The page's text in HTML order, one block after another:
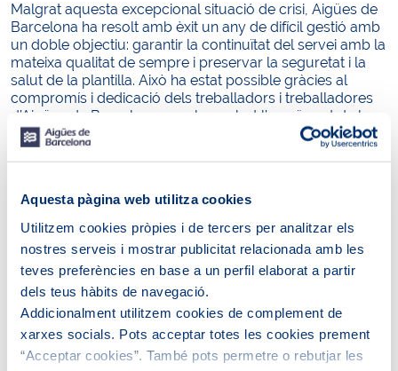
Aquesta pàgina web utilitza cookies
Utilitzem cookies pròpies i de tercers per analitzar els
nostres serveis i mostrar publicitat relacionada amb les
teves preferències en base a un perfil elaborat a partir
dels teus hàbits de navegació.
Addicionalment utilitzem cookies de complement de
xarxes socials. Pots acceptar totes les cookies prement
“Acceptar cookies”. També pots permetre o rebutjar les
Malgrat aquesta excepcional situació de crisi, Aigües de
Barcelona ha resolt amb èxit un any de difícil gestió amb
un doble objectiu: garantir la continuïtat del servei amb la
mateixa qualitat de sempre i preservar la seguretat i la
salut de la plantilla. Això ha estat possible gràcies al
compromís i dedicació dels treballadors i treballadores
d’Aigües de Barcelona, que han rebut l’agraïment de la
companyia. L’impacte total de l’activitat d’Aigües de
Barcelona va ser de 592 milions d’euros, dels quals 484
econòmic equivalent al 0,35% del producte interior brut
(PIB) de l’Àrea Metropolitana de Barcelona. De la mateixa
manera, Aigües de Barcelona ha generat l’equivalent a
un total de 6.473 llocs de feina a Espanya, dels quals
4.987 eren a l’Àrea Metropolitana de Barcelona.
Addicionalment, es posa en valor la repercussió que
l’activitat de la companyia té en l’entorn més proper i la
seva aposta per una contractació local i responsable. En
aquest sentit, cal tenir en compte que, dels 1.235